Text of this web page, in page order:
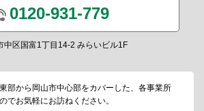
0120-931-779
中区国富1丁目14-2 みらいビル1F
部から岡山市中心部をカバーした、各事業所
でお気軽にお訪ねください。